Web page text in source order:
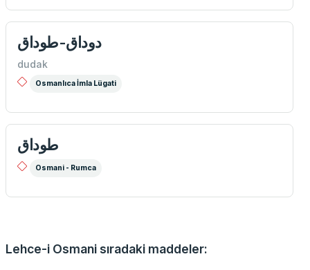
دوداق-طوداق
dudak
Osmanlıca İmla Lügati
طوداق
Osmani - Rumca
Lehce-i Osmani sıradaki maddeler: